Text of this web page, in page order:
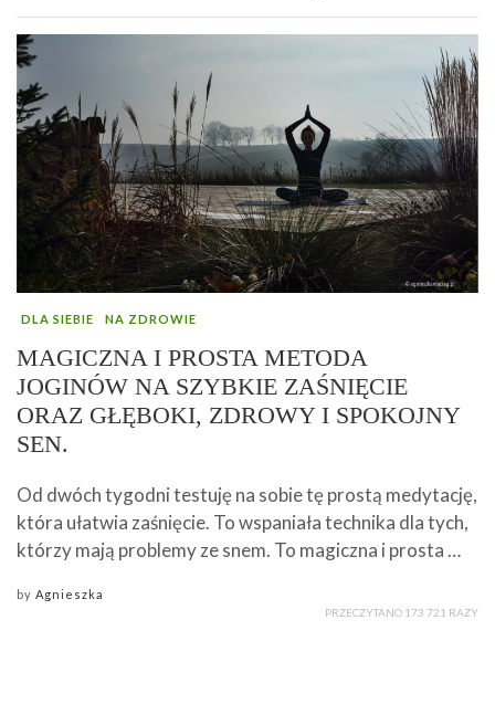
DLA SIEBIE NA ZDROWIE
MAGICZNA I PROSTA METODA
JOGINÓW NA SZYBKIE ZAŚNIĘCIE
ORAZ GŁĘBOKI, ZDROWY I SPOKOJNY
SEN.
Od dwóch tygodni testuję na sobie tę prostą medytację,
która ułatwia zaśnięcie. To wspaniała technika dla tych,
którzy mają problemy ze snem. To magiczna i prosta …
by Agnieszka
PRZECZYTANO 173 721 RAZY